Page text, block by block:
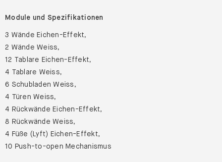
Module und Spezifikationen
3 Wände Eichen-Effekt,
2 Wände Weiss,
12 Tablare Eichen-Effekt,
4 Tablare Weiss,
6 Schubladen Weiss,
4 Türen Weiss,
4 Rückwände Eichen-Effekt,
8 Rückwände Weiss,
4 Füße (Lyft) Eichen-Effekt,
10 Push-to-open Mechanismus